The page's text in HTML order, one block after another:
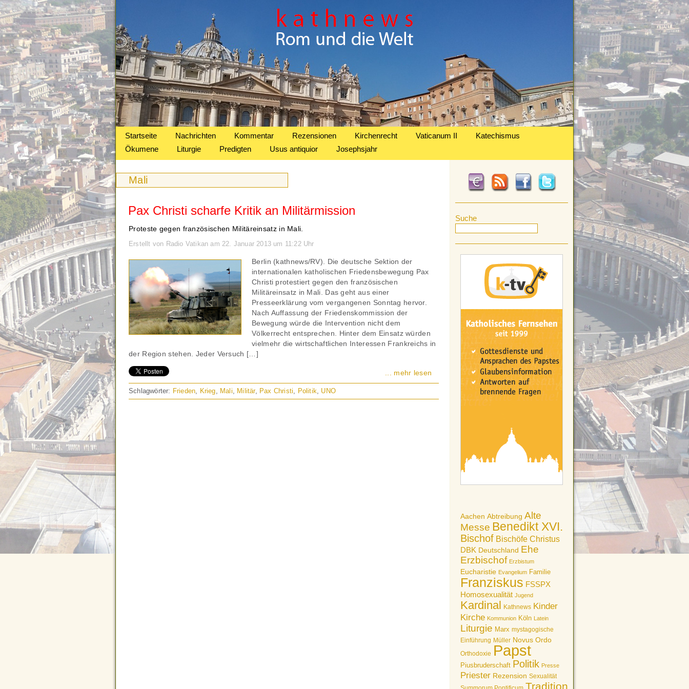
Startseite Nachrichten Kommentar Rezensionen Kirchenrecht Vaticanum II
Katechismus
Ökumene
Liturgie Predigten Usus antiquior Josephsjahr
Suche
Aachen Abtreibung Alte
Messe Benedikt XVI.
Bischof Bischöfe Christus
DBK Deutschland Ehe
Erzbischof Erzbistum
Eucharistie Evangelium Familie
Franziskus FSSPX
Homosexualität Jugend
Kardinal Kathnews Kinder
Kirche Kommunion Köln Latein
Liturgie Marx mystagogische
Einführung Müller Novus Ordo
Orthodoxie Papst
Piusbruderschaft Politik Presse
Priester Rezension Sexualität
Tradition
Mali
Pax Christi scharfe Kritik an Militärmission
Proteste gegen französischen Militäreinsatz in Mali.
Erstellt von Radio Vatikan am 22. Januar 2013 um 11:22 Uhr
Berlin (kathnews/RV). Die deutsche Sektion der
internationalen katholischen Friedensbewegung Pax
Christi protestiert gegen den französischen
Militäreinsatz in Mali. Das geht aus einer
Presseerklärung vom vergangenen Sonntag hervor.
Nach Auffassung der Friedenskommission der
Bewegung würde die Intervention nicht dem
Völkerrecht entsprechen. Hinter dem Einsatz würden
vielmehr die wirtschaftlichen Interessen Frankreichs in
der Region stehen. Jeder Versuch […]
... mehr lesen
Schlagwörter: Frieden, Krieg, Mali, Militär, Pax Christi, Politik, UNO